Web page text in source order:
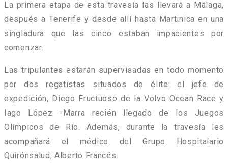
La primera etapa de esta travesía las llevará a Málaga,
después a Tenerife y desde allí hasta Martinica en una
singladura que las cinco estaban impacientes por
comenzar.
Las tripulantes estarán supervisadas en todo momento
por dos regatistas situados de élite: el jefe de
expedición, Diego Fructuoso de la Volvo Ocean Race y
Iago López -Marra recién llegado de los Juegos
Olímpicos de Río. Además, durante la travesía les
acompañará el médico del Grupo Hospitalario
Quirónsalud, Alberto Francés.